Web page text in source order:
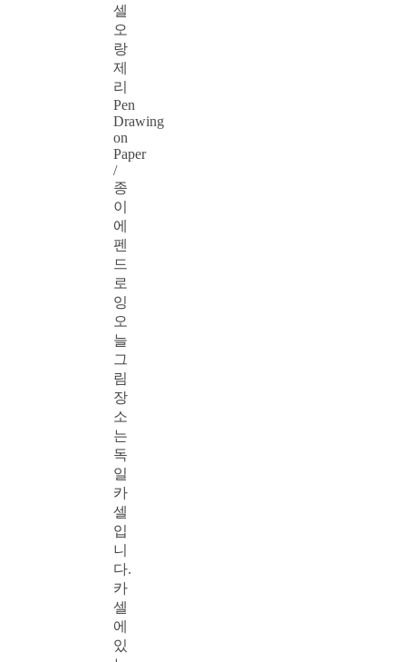
셀
오
랑
제
리
Pen
Drawing
on
Paper
/
종
이
에
펜
드
로
잉
오
늘
그
림
장
소
는
독
일
카
셀
입
니
다.
카
셀
에
있